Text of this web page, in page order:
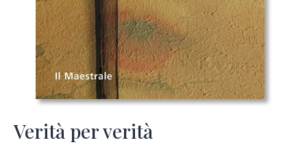
Verità per verità